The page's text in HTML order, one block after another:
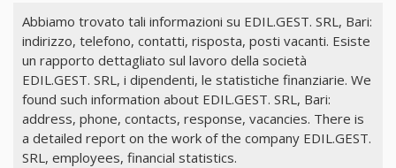
Abbiamo trovato tali informazioni su EDIL.GEST. SRL, Bari:
indirizzo, telefono, contatti, risposta, posti vacanti. Esiste
un rapporto dettagliato sul lavoro della società
EDIL.GEST. SRL, i dipendenti, le statistiche finanziarie. We
found such information about EDIL.GEST. SRL, Bari:
address, phone, contacts, response, vacancies. There is
a detailed report on the work of the company EDIL.GEST.
SRL, employees, financial statistics.